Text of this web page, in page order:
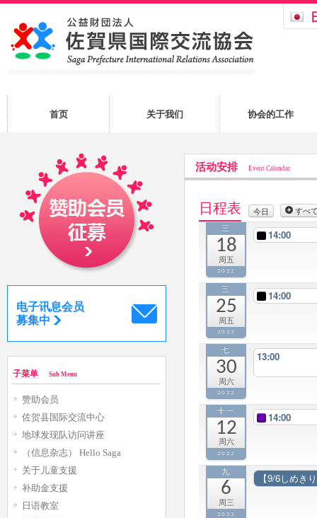
首页 关于我们 协会的工作
活动安排 Event Calendar
日程表 今日 すべ
三
18
周五
2022
14:00
三
25
周五
2022
14:00
七
30
周六
2022
13:00
十一
12
周六
2022
14:00
九
6
周三
2023
【9/6しめき
电子讯息会员
募集中
子菜单 Sub Menu
赞助会员
佐贺县国际交流中心
地球发现队访问讲座
（信息杂志） Hello Saga
关于儿童支援
补助金支援
日语教室